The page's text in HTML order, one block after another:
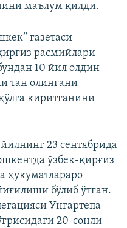
маълум қилди.
газетаси
расмийлари
10 йил олдин
тан олингани
киритганини
23 сентябрида
ўзбек-қирғиз
ҳукуматлараро
бўлиб ўтган.
Унгартепа
20-сонли